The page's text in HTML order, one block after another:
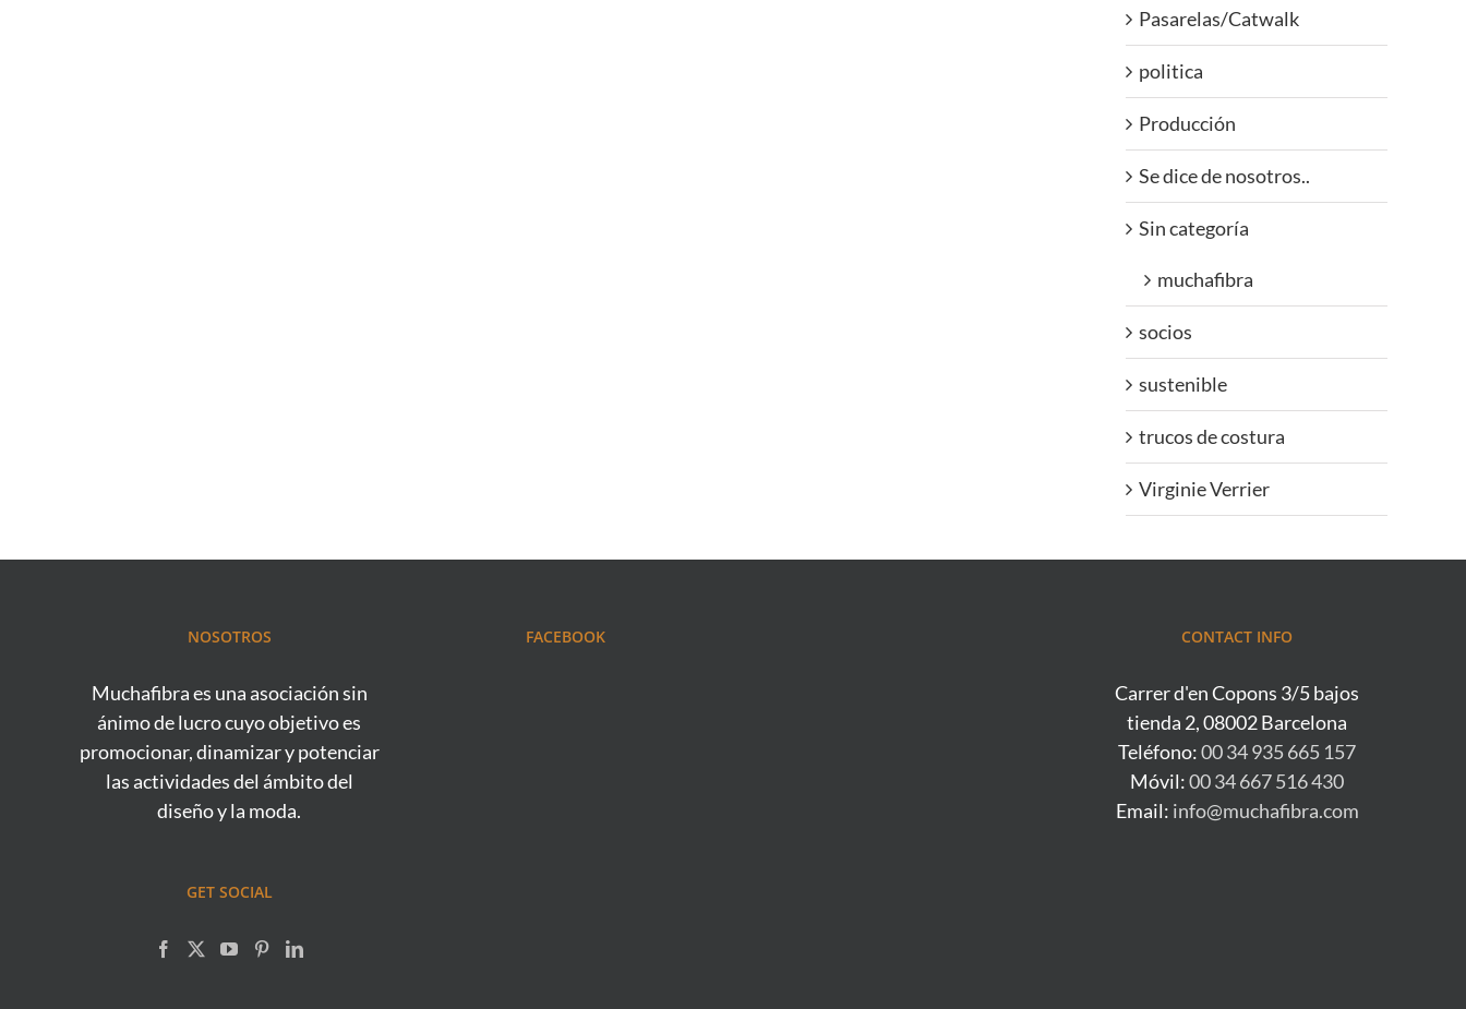
Pasarelas/Catwalk
politica
Producción
Se dice de nosotros..
Sin categoría
muchafibra
socios
sustenible
trucos de costura
Virginie Verrier
NOSOTROS
Muchafibra es una asociación sin
ánimo de lucro cuyo objetivo es
promocionar, dinamizar y potenciar
las actividades del ámbito del
diseño y la moda.
GET SOCIAL
FACEBOOK CONTACT INFO
Carrer d'en Copons 3/5 bajos
tienda 2, 08002 Barcelona
Teléfono:00 34 935 665 157
Móvil:00 34 667 516 430
Email: info@muchafibra.com